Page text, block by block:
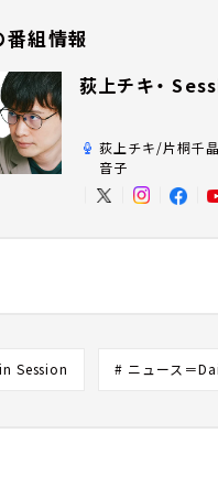
番組情報
荻上チキ・
荻上チキ/片桐千
音子
Session # ニュース＝